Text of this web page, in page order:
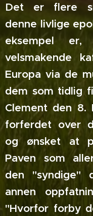
Det er flere
denne livlige
eksempel
velsmakende
Europa via de
dem som tidlig
Clement den 8.
forferdet over
og ønsket at
Paven som
den "syndige"
annen
"Hvorfor forby